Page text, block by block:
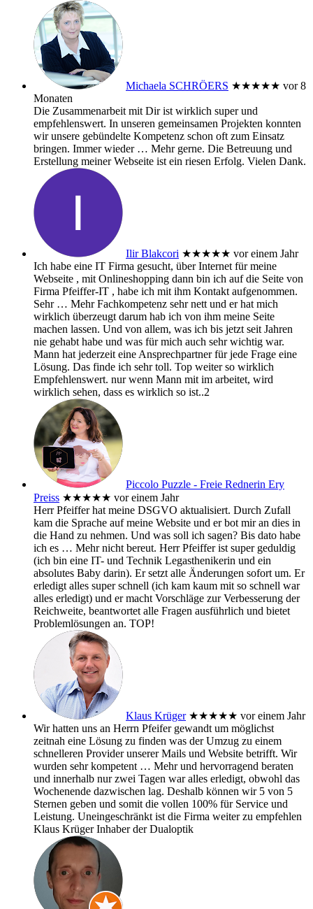
Michaela SCHRÖERS ★★★★★ vor 8
Monaten
Die Zusammenarbeit mit Dir ist wirklich super und
empfehlenswert. In unseren gemeinsamen Projekten konnten
wir unsere gebündelte Kompetenz schon oft zum Einsatz
bringen. Immer wieder … Mehrgerne. Die Betreuung und
Erstellung meiner Webseite ist ein riesen Erfolg. Vielen Dank.
Ilir Blakcori ★★★★★ vor einem Jahr
Ich habe eine IT Firma gesucht, über Internet für meine
Webseite , mit Onlineshopping dann bin ich auf die Seite von
Firma Pfeiffer-IT , habe ich mit ihm Kontakt aufgenommen.
Sehr … MehrFachkompetenz sehr nett und er hat mich
wirklich überzeugt darum hab ich von ihm meine Seite
machen lassen. Und von allem, was ich bis jetzt seit Jahren
nie gehabt habe und was für mich auch sehr wichtig war.
Mann hat jederzeit eine Ansprechpartner für jede Frage eine
Lösung. Das finde ich sehr toll. Top weiter so wirklich
Empfehlenswert. nur wenn Mann mit im arbeitet, wird
wirklich sehen, dass es wirklich so ist..2
Piccolo Puzzle - Freie Rednerin Ery
Preiss ★★★★★ vor einem Jahr
Herr Pfeiffer hat meine DSGVO aktualisiert. Durch Zufall
kam die Sprache auf meine Website und er bot mir an dies in
die Hand zu nehmen. Und was soll ich sagen? Bis dato habe
ich es … Mehrnicht bereut. Herr Pfeiffer ist super geduldig
(ich bin eine IT- und Technik Legasthenikerin und ein
absolutes Baby darin). Er setzt alle Änderungen sofort um. Er
erledigt alles super schnell (ich kam kaum mit so schnell war
alles erledigt) und er macht Vorschläge zur Verbesserung der
Reichweite, beantwortet alle Fragen ausführlich und bietet
Problemlösungen an. TOP!
Klaus Krüger ★★★★★ vor einem Jahr
Wir hatten uns an Herrn Pfeifer gewandt um möglichst
zeitnah eine Lösung zu finden was der Umzug zu einem
schnelleren Provider unserer Mails und Website betrifft. Wir
wurden sehr kompetent … Mehrund hervorragend beraten
und innerhalb nur zwei Tagen war alles erledigt, obwohl das
Wochenende dazwischen lag. Deshalb können wir 5 von 5
Sternen geben und somit die vollen 100% für Service und
Leistung. Uneingeschränkt ist die Firma weiter zu empfehlen
Klaus Krüger Inhaber der Dualoptik